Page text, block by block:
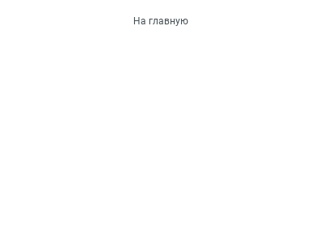
На главную